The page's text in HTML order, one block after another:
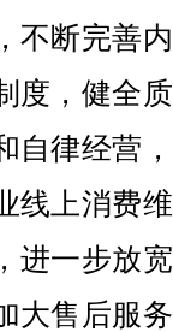
不断完善
度，健全
自律经营
线上消费
进一步放
大售后服